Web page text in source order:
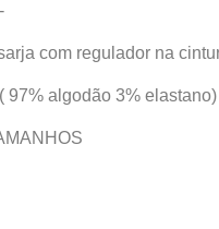
com regulador na
97% algodão 3% elastano)